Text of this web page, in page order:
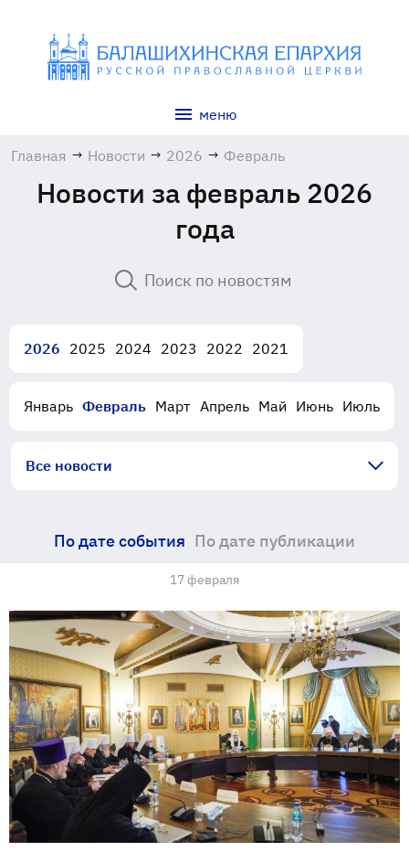
меню
Главная → Новости → 2026 → Февраль
Новости за февраль 2026
года
2026 2025 2024 2023 2022 2021
Январь Февраль Март Апрель Май Июнь Июль
Все новости
По дате события По дате публикации
17 февраля